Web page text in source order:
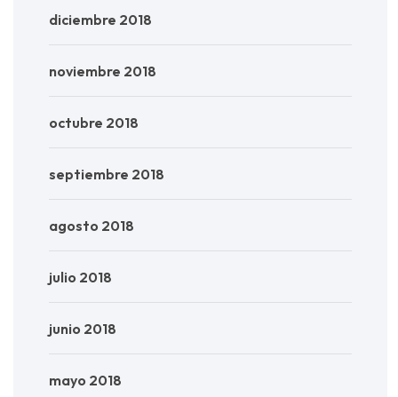
diciembre 2018
noviembre 2018
octubre 2018
septiembre 2018
agosto 2018
julio 2018
junio 2018
mayo 2018